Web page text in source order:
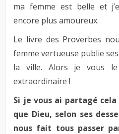
ma femme est belle et
encore plus amoureux.
Le livre des Proverbes
femme vertueuse publie
la ville. Alors je vous
extraordinaire !
Si je vous ai partagé cela
que Dieu, selon ses
nous fait tous passer